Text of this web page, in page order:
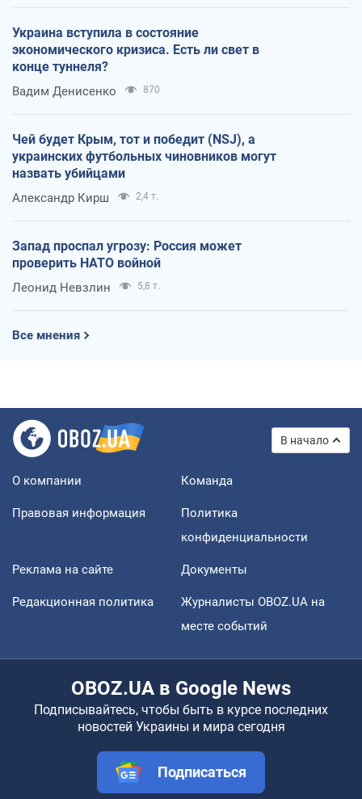
Украина вступила в состояние
экономического кризиса. Есть ли свет в
конце туннеля?
Вадим Денисенко 870
Чей будет Крым, тот и победит (NSJ), а
украинских футбольных чиновников могут
назвать убийцами
Александр Кирш 2,4 т.
Запад проспал угрозу: Россия может
проверить НАТО войной
Леонид Невзлин 5,8 т.
Все мнения
В начало
О компании Команда
Правовая информация
Политика
конфиденциальности
Реклама на сайте Документы
Редакционная политика
Журналисты OBOZ.UA на
месте событий
OBOZ.UA в Google News
Подписывайтесь, чтобы быть в курсе последних
новостей Украины и мира сегодня
Подписаться